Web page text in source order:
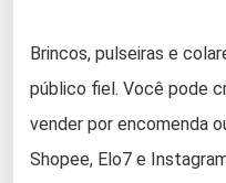
Brincos, pulseiras e
público fiel. Você pode
vender por encomenda
Shopee, Elo7 e